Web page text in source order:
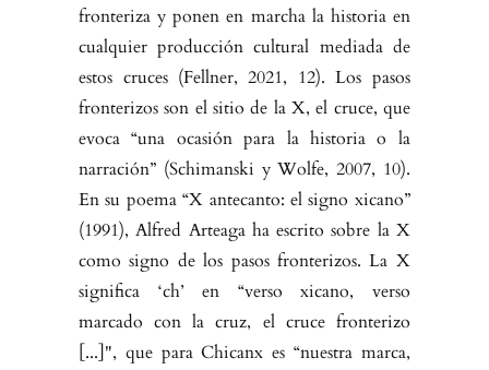
fronteriza y ponen en marcha la historia en
cualquier producción cultural mediada de
estos cruces (Fellner, 2021, 12). Los pasos
fronterizos son el sitio de la X, el cruce, que
evoca “una ocasión para la historia o la
narración” (Schimanski y Wolfe, 2007, 10).
En su poema “X antecanto: el signo xicano”
(1991), Alfred Arteaga ha escrito sobre la X
como signo de los pasos fronterizos. La X
significa ‘ch’ en “verso xicano, ver­so
marcado con la cruz, el cruce fronterizo
[...]", que para Chicanx es “nues­tra marca,